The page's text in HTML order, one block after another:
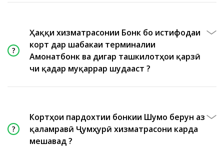
Ҳаққи хизматрасонии Бонк бо истифодаи
корт дар шабакаи терминалии
Амонатбонк ва дигар ташкилотҳои қарзӣ
чи қадар муқаррар шудааст ?
Кортҳои пардохтии бонкии Шумо берун аз
қаламравӣ Ҷумҳурӣ хизматрасони карда
мешавад ?